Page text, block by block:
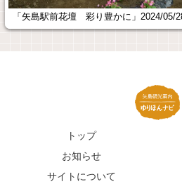
桑ノ木台湿原 2024/05/23
トップ
お知らせ
サイトについて